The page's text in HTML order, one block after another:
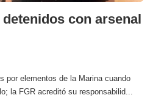
con arsenal
por elementos de la Marina cuando
la FGR acreditó su responsabilid...